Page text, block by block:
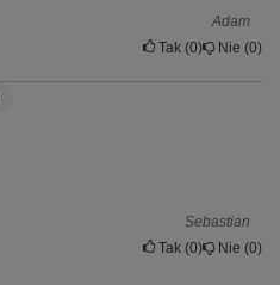
Adam
Tak 0 Nie 0
Sebastian
Tak 0 Nie 0